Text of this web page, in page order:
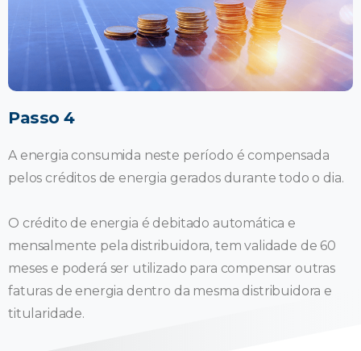
Passo 4
A energia consumida neste período é compensada
pelos créditos de energia gerados durante todo o dia.
O crédito de energia é debitado automática e
mensalmente pela distribuidora, tem validade de 60
meses e poderá ser utilizado para compensar outras
faturas de energia dentro da mesma distribuidora e
titularidade.